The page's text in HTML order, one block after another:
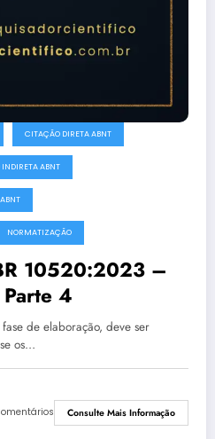
CITAÇÃO DIRETA ABNT
ABNT
NORMATIZAÇÃO
10520:2023 –
4
de elaboração, deve ser
os…
Consulte Mais Informação